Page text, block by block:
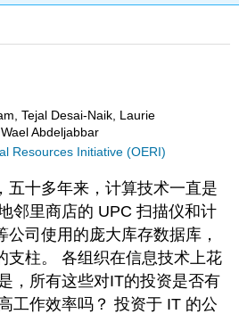
Tejal Desai-Naik, Laurie
Abdeljabbar
Resources Initiative (OERI)
五十多年来，计算技术一直是
邻里商店的 UPC 扫描仪和计
司使用的庞大库存数据库，
支柱。 各组织在信息技术上花
，所有这些对IT的投资是否有
工作效率吗？ 投资于 IT 的公